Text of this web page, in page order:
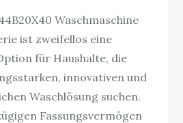
Waschmaschine
ist zweifellos eine
für Haushalte, die
innovativen und
Waschlösung suchen.
Fassungsvermögen